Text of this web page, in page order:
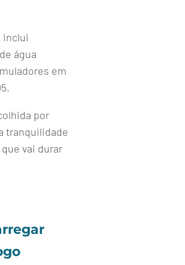
inclui
água
em
por
tranquilidade
vai durar